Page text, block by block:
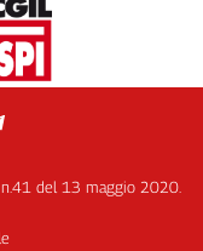
del 13 maggio 2020.